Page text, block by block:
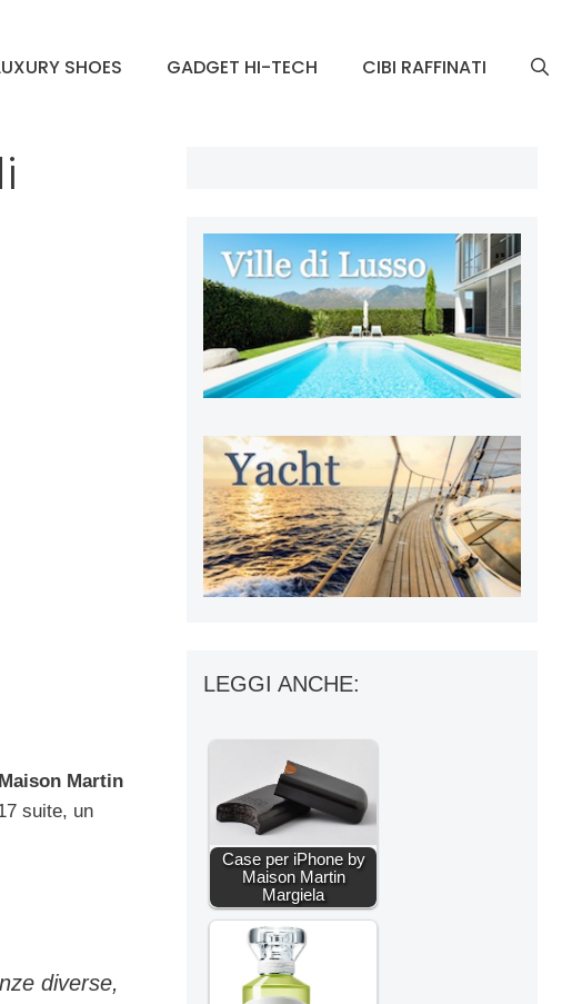
SHOES GADGET HI-TECH CIBI RAFFINATI
Maison Martin
suite, un
diverse,
LEGGI ANCHE:
Case per iPhone by
Maison Martin
Margiela